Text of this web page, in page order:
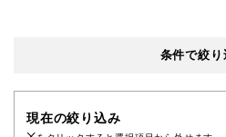
条件で絞り
現在の絞り込み